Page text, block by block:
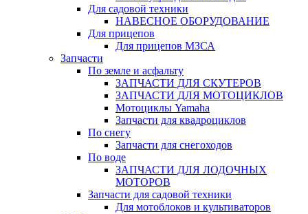
Для садовой техники
НАВЕСНОЕ ОБОРУДОВАНИЕ
Для прицепов
Для прицепов МЗСА
Запчасти
По земле и асфальту
ЗАПЧАСТИ ДЛЯ СКУТЕРОВ
ЗАПЧАСТИ ДЛЯ МОТОЦИКЛОВ
Мотоциклы Yamaha
Запчасти для квадроциклов
По снегу
Запчасти для снегоходов
По воде
ЗАПЧАСТИ ДЛЯ ЛОДОЧНЫХ
МОТОРОВ
Запчасти для садовой техники
Для мотоблоков и культиваторов